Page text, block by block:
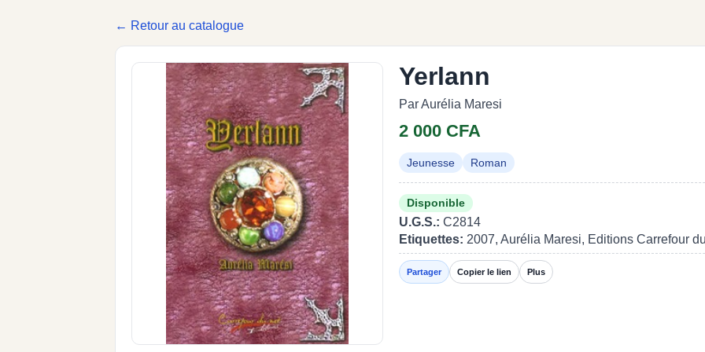
← Retour au catalogue
Yerlann
Par Aurélia Maresi
2 000 CFA
Jeunesse Roman
Disponible
U.G.S.: C2814
Etiquettes: 2007, Aurélia Maresi, Editions Carrefour
Partager Copier le lien Plus